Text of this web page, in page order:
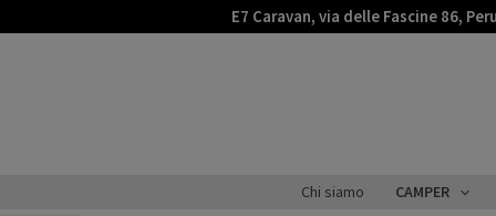
E7 Caravan, via delle Fascine 86,
Chi siamo CAMPER